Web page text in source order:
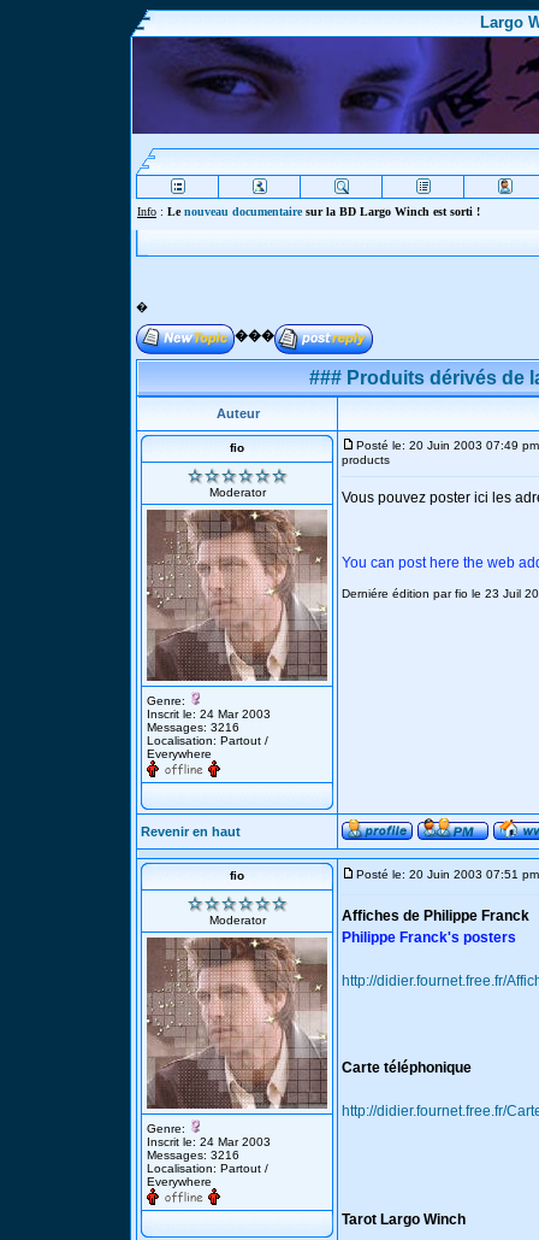
Largo
Info : Lenouveau documentairesur la BD Largo Winch est sorti !
�
���
### Produits dérivés de
Auteur
fio
Moderator
Genre:
Inscrit le: 24 Mar 2003
Messages: 3216
Localisation: Partout /
Everywhere
Posté le: 20 Juin 2003 07:49 pm
products
Vous pouvez poster ici les
You can post here the web
Derniére édition par fio le 23 Juil
Revenir en haut
fio
Moderator
Genre:
Inscrit le: 24 Mar 2003
Messages: 3216
Localisation: Partout /
Everywhere
Posté le: 20 Juin 2003 07:51 pm
Affiches de Philippe Franck
Philippe Franck's posters
http://didier.fournet.free.fr/
Carte téléphonique
http://didier.fournet.free.fr/
Tarot Largo Winch